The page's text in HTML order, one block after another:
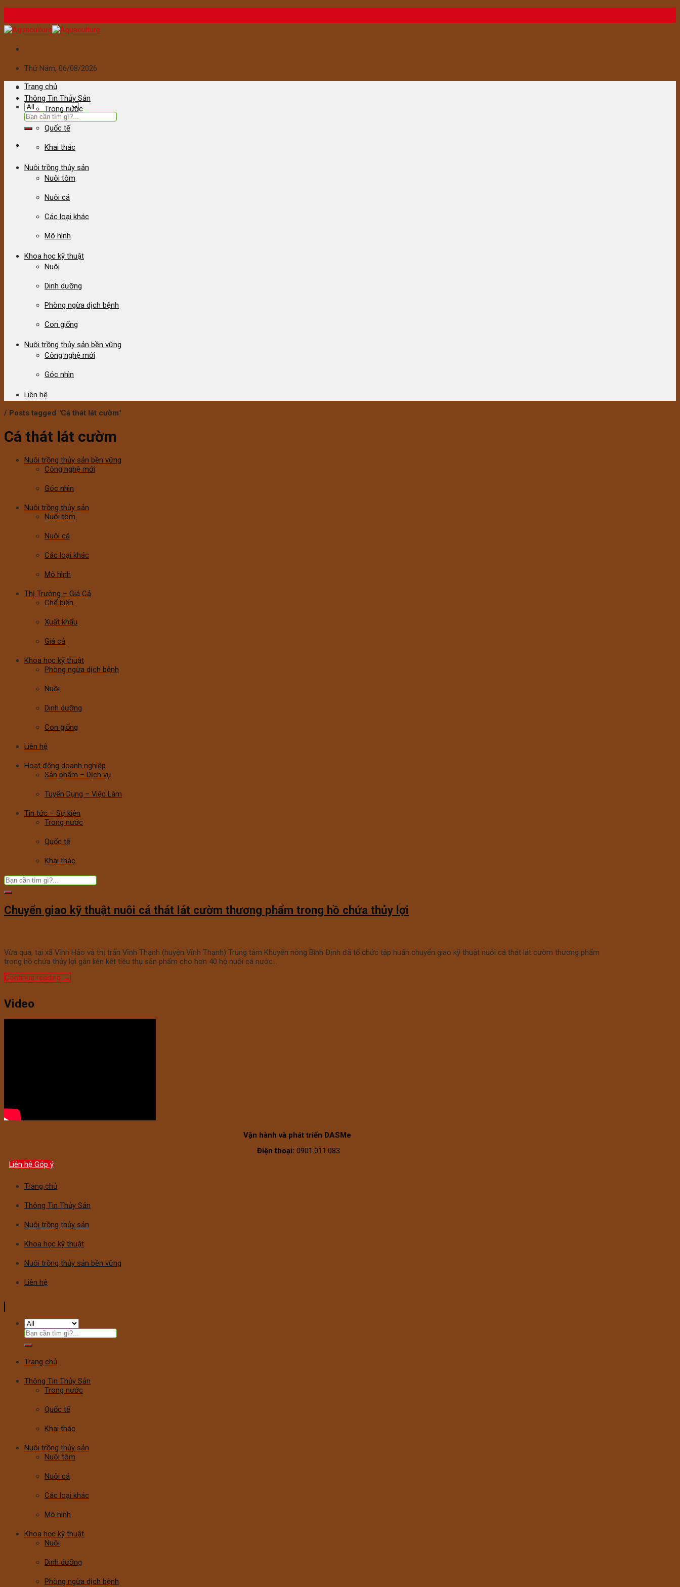
to
content
Thứ Năm, 06/08/2026
Tìm
kiếm:
Trang chủ
Thông Tin Thủy Sản
Trong nước
Quốc tế
Khai thác
Nuôi trồng thủy sản
Nuôi tôm
Nuôi cá
Các loại khác
Mô hình
Khoa học kỹ thuật
Nuôi
Dinh dưỡng
Phòng ngừa dịch bệnh
Con giống
Nuôi trồng thủy sản bền vững
Công nghệ mới
Góc nhìn
Liên hệ
/ Posts tagged "Cá thát lát cườm"
Cá thát lát cườm
Nuôi trồng thủy sản bền vững
Công nghệ mới
Góc nhìn
Nuôi trồng thủy sản
Nuôi tôm
Nuôi cá
Các loại khác
Mô hình
Thị Trường – Giá Cả
Chế biến
Xuất khẩu
Giá cả
Khoa học kỹ thuật
Phòng ngừa dịch bệnh
Nuôi
Dinh dưỡng
Con giống
Liên hệ
Hoạt động doanh nghiệp
Sản phẩm – Dịch vụ
Tuyển Dụng – Việc Làm
Tin tức – Sự kiện
Trong nước
Quốc tế
Khai thác
Chuyển giao kỹ thuật nuôi cá thát lát cườm thương phẩm trong hồ chứa thủy lợi
Vừa qua, tại xã Vĩnh Hảo và thị trấn Vĩnh Thạnh (huyện Vĩnh Thạnh) Trung tâm Khuyến nông Bình Định đã tổ chức tập huấn chuyển giao kỹ thuật nuôi cá thát lát cườm thương phẩm
trong hồ chứa thủy lợi gắn liên kết tiêu thụ sản phẩm cho hơn 40 hộ nuôi cá nước…
Continue reading →
Video
Vận hành và phát triển DASMe
Điện thoại: 0901.011.083
Liên hệ Góp ý
Trang chủ
Thông Tin Thủy Sản
Nuôi trồng thủy sản
Khoa học kỹ thuật
Nuôi trồng thủy sản bền vững
Liên hệ
Tìm
kiếm:
Trang chủ
Thông Tin Thủy Sản
Trong nước
Quốc tế
Khai thác
Nuôi trồng thủy sản
Nuôi tôm
Nuôi cá
Các loại khác
Mô hình
Khoa học kỹ thuật
Nuôi
Dinh dưỡng
Phòng ngừa dịch bệnh